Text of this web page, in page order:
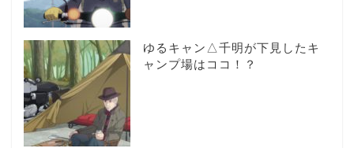
ゆるキャン△千明が下見したキ
ャンプ場はココ！？